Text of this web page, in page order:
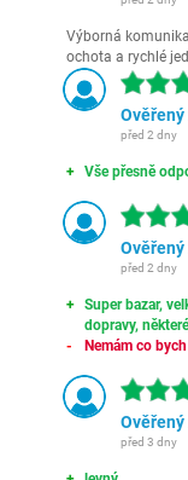
Výborná
ochota a rychlé
před 2 dny
Vše přesně
před 2 dny
Super bazar,
dopravy,
Nemám co
před 3 dny